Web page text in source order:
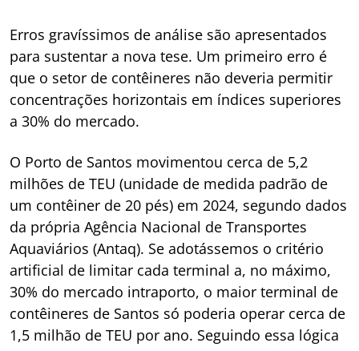
Erros gravíssimos de análise são apresentados
para sustentar a nova tese. Um primeiro erro é
que o setor de contêineres não deveria permitir
concentrações horizontais em índices superiores
a 30% do mercado.
O Porto de Santos movimentou cerca de 5,2
milhões de TEU (unidade de medida padrão de
um contêiner de 20 pés) em 2024, segundo dados
da própria Agência Nacional de Transportes
Aquaviários (Antaq). Se adotássemos o critério
artificial de limitar cada terminal a, no máximo,
30% do mercado intraporto, o maior terminal de
contêineres de Santos só poderia operar cerca de
1,5 milhão de TEU por ano. Seguindo essa lógica